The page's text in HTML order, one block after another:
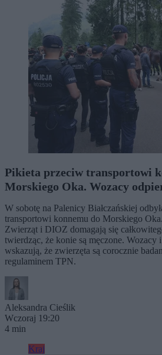
Pikieta przeciw transportowi
Morskiego Oka. Wozacy
W sobotę na Palenicy Białczańskiej
transportowi konnemu do Morskiego
Zwierząt i DIOZ domagają się
twierdząc, że konie są męczone. Wozacy
wskazują, że zwierzęta są corocznie
regulaminem TPN.
Aleksandra Cieślik
Wczoraj 19:20
4 min
Kraj